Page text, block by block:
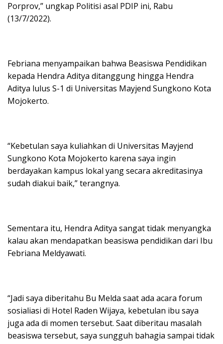
Porprov,” ungkap Politisi asal PDIP ini, Rabu
(13/7/2022).
Febriana menyampaikan bahwa Beasiswa Pendidikan
kepada Hendra Aditya ditanggung hingga Hendra
Aditya lulus S-1 di Universitas Mayjend Sungkono Kota
Mojokerto.
“Kebetulan saya kuliahkan di Universitas Mayjend
Sungkono Kota Mojokerto karena saya ingin
berdayakan kampus lokal yang secara akreditasinya
sudah diakui baik,” terangnya.
Sementara itu, Hendra Aditya sangat tidak menyangka
kalau akan mendapatkan beasiswa pendidikan dari Ibu
Febriana Meldyawati.
“Jadi saya diberitahu Bu Melda saat ada acara forum
sosialiasi di Hotel Raden Wijaya, kebetulan ibu saya
juga ada di momen tersebut. Saat diberitau masalah
beasiswa tersebut, saya sungguh bahagia sampai tidak